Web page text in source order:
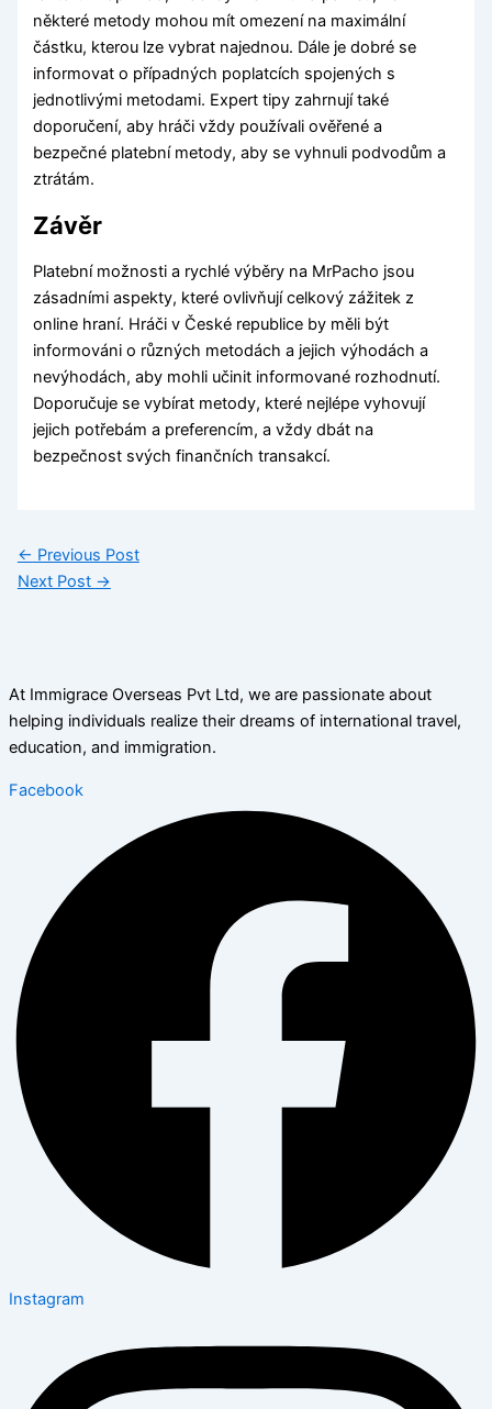
některé metody mohou mít omezení na maximální
částku, kterou lze vybrat najednou. Dále je dobré se
informovat o případných poplatcích spojených s
jednotlivými metodami. Expert tipy zahrnují také
doporučení, aby hráči vždy používali ověřené a
bezpečné platební metody, aby se vyhnuli podvodům a
ztrátám.
Závěr
Platební možnosti a rychlé výběry na MrPacho jsou
zásadními aspekty, které ovlivňují celkový zážitek z
online hraní. Hráči v České republice by měli být
informováni o různých metodách a jejich výhodách a
nevýhodách, aby mohli učinit informované rozhodnutí.
Doporučuje se vybírat metody, které nejlépe vyhovují
jejich potřebám a preferencím, a vždy dbát na
bezpečnost svých finančních transakcí.
← Previous Post
Next Post →
At Immigrace Overseas Pvt Ltd, we are passionate about
helping individuals realize their dreams of international travel,
education, and immigration.
Facebook
Instagram